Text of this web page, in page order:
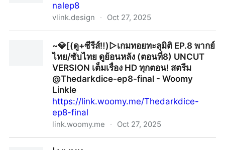
nalep8
vlink.design · Oct 27, 2025
~💎[(ดู+ซีรีส์‼️)▷เกมทอยทะลุมิติ EP.8 พากย์
ไทย/ซับไทย ดูย้อนหลัง (ตอนที่8) UNCUT
VERSION เต็มเรื่อง HD ทุกตอน! สตรีม
@Thedarkdice-ep8-final - Woomy
Linkle
https://link.woomy.me/Thedarkdice-
ep8-final
link.woomy.me · Oct 27, 2025